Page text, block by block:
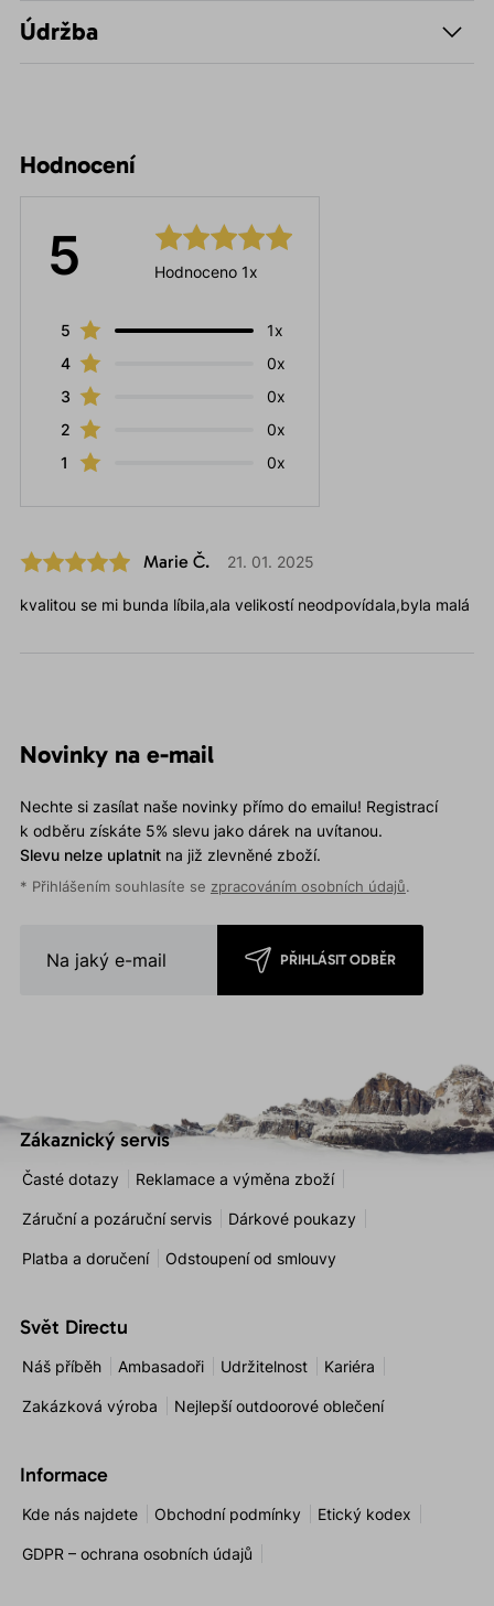
Údržba
Hodnocení
5 Hodnoceno 1x
5
1x
4
0x
3
0x
2
0x
1
0x
Marie Č. 21. 01. 2025
kvalitou se mi bunda líbila,ala velikostí neodpovídala,byla malá
Novinky na e-mail
Nechte si zasílat naše novinky přímo do emailu! Registrací
k odběru získáte 5% slevu jako dárek na uvítanou.
Slevu nelze uplatnitna již zlevněné zboží.
* Přihlášením souhlasíte se zpracováním osobních údajů.
PŘIHLÁSIT ODBĚR
Zákaznický servis
Časté dotazy Reklamace a výměna zboží
Záruční a pozáruční servis Dárkové poukazy
Platba a doručení Odstoupení od smlouvy
Svět Directu
Náš příběh Ambasadoři Udržitelnost Kariéra
Zakázková výroba Nejlepší outdoorové oblečení
Informace
Kde nás najdete Obchodní podmínky Etický kodex
GDPR – ochrana osobních údajů